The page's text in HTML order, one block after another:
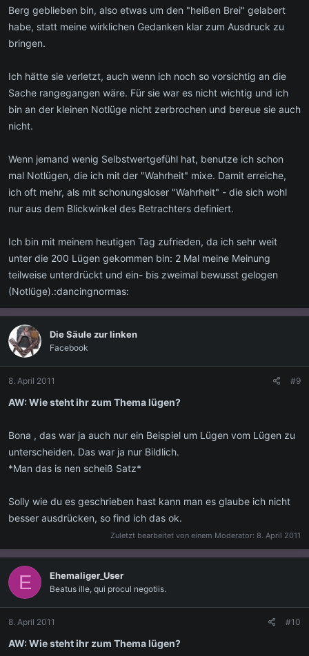
Berg geblieben bin, also etwas um den "heißen Brei" gelabert
habe, statt meine wirklichen Gedanken klar zum Ausdruck zu
bringen.
Ich hätte sie verletzt, auch wenn ich noch so vorsichtig an die
Sache rangegangen wäre. Für sie war es nicht wichtig und ich
bin an der kleinen Notlüge nicht zerbrochen und bereue sie auch
nicht.
Wenn jemand wenig Selbstwertgefühl hat, benutze ich schon
mal Notlügen, die ich mit der "Wahrheit" mixe. Damit erreiche,
ich oft mehr, als mit schonungsloser "Wahrheit" - die sich wohl
nur aus dem Blickwinkel des Betrachters definiert.
Ich bin mit meinem heutigen Tag zufrieden, da ich sehr weit
unter die 200 Lügen gekommen bin: 2 Mal meine Meinung
teilweise unterdrückt und ein- bis zweimal bewusst gelogen
(Notlüge).:dancingnormas:
Die Säule zur linken
Facebook
8. April 2011 #9
AW: Wie steht ihr zum Thema lügen?
Bona , das war ja auch nur ein Beispiel um Lügen vom Lügen zu
unterscheiden. Das war ja nur Bildlich.
*Man das is nen scheiß Satz*
Solly wie du es geschrieben hast kann man es glaube ich nicht
besser ausdrücken, so find ich das ok.
Zuletzt bearbeitet von einem Moderator: 8. April 2011
E Ehemaliger_User
Beatus ille, qui procul negotiis.
8. April 2011 #10
AW: Wie steht ihr zum Thema lügen?